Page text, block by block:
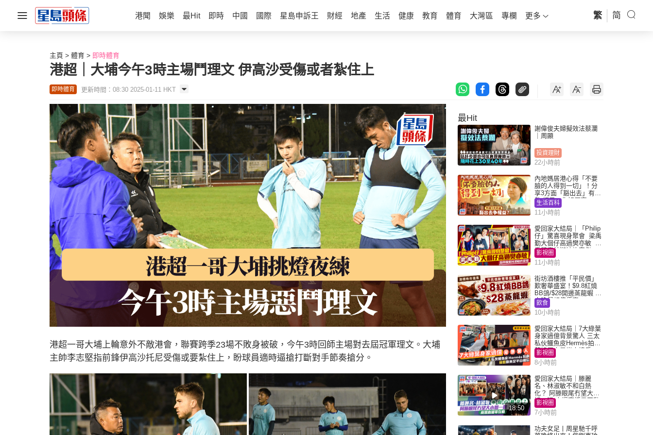
港聞 娛樂 最Hit 即時 中國 國際 星島申訴王 財經 地產 生活 健康 教育 體育 大灣區 專欄 更多 繁 简
主頁 體育 即時體育
港超｜大埔今午3時主場鬥理文 伊高沙受傷或者紮住上
即時體育 更新時間：08:30 2025-01-11 HKT
港超一哥大埔上輪意外不敵港會，聯賽跨季23場不敗身被破，今午3時回師主場對去屆冠軍理文。大埔
主帥李志堅指前鋒伊高沙托尼受傷或要紮住上，盼球員適時逼搶打斷對手節奏搶分。
最Hit
謝偉俊夫婦擬效法蔡瀾
｜周顯
投資理財
22小時前
內地媽居港心得「不要
臉的人得到一切」！分
享3方面「豁出去」有著
數 網民：你好厲害
生活百科
11小時前
愛回家大結局｜「Philip
仔」驚喜現身聚會 梁禹
勤大個仔高過樊亦敏 超
乖黐實林淑敏許家傑
影視圈
11小時前
街坊酒樓推「平民價」
歎奢華盛宴！$9.8紅燒
BB鴿/$28開邊蒸龍蝦 3
大晚餐超值優惠
飲食
10小時前
愛回家大結局｜7大綠葉
身家過億背景驚人 三太
私伙鱷魚皮Hermès拍劇
蘇姐原來是半山樓后
影視圈
8小時前
18:50
愛回家大結局｜滕麗
名、林淑敏不和白熱
化？ 阿滕眼尾冇望大小
姐一眼 商場直播零互動
影視圈
7小時前
功夫女足丨周星馳千呼